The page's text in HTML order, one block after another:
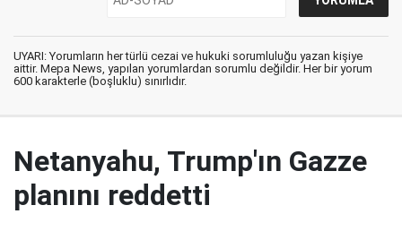
UYARI: Yorumların her türlü cezai ve hukuki sorumluluğu yazan kişiye
aittir. Mepa News, yapılan yorumlardan sorumlu değildir. Her bir yorum
600 karakterle (boşluklu) sınırlıdır.
Netanyahu, Trump'ın Gazze
planını reddetti